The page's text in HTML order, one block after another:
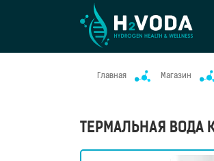
Главная Магазин
ТЕРМАЛЬНАЯ ВОДА